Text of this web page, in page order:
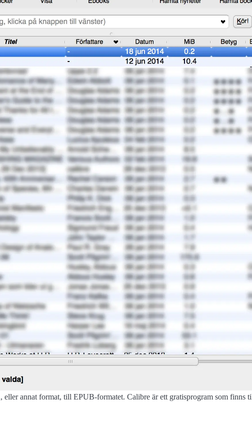
annat format, till EPUB-formatet. Calibre är ett gratisprogram som